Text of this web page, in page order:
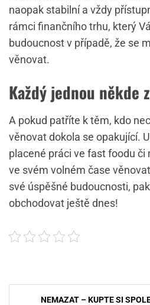
naopak stabilní a vždy
rámci finančního trhu, který
budoucnost v případě, že se
věnovat.
Každý jednou někde
A pokud patříte k těm, kdo
věnovat dokola se opakující.
placené práci ve fast foodu či
ve svém volném čase
své úspěšné budoucnosti,
obchodovat ještě dnes!
NavigaceNEMAZAT – KUPTE SI